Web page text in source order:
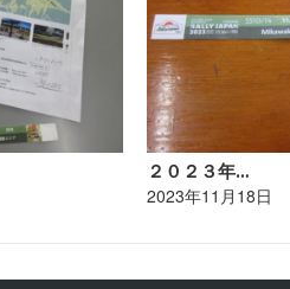
２０２３年…
2023年11月18日